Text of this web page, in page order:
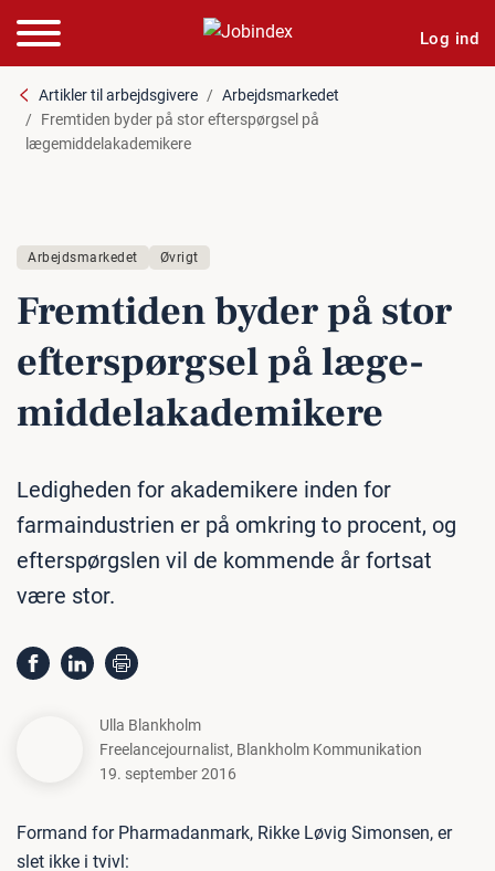
Log ind
Artikler til arbejdsgivere
Arbejdsmarkedet
Fremtiden byder på stor efterspørgsel på
lægemiddelakademikere
Arbejdsmarkedet Øvrigt
Fremtiden byder på stor
ef­ter­spørgsel på læ­ge­
mid­del­a­ka­de­mi­ke­re
Ledigheden for akademikere inden for
farmaindustrien er på omkring to procent, og
efterspørgslen vil de kommende år fortsat
være stor.
Ulla Blankholm
Freelancejournalist, Blankholm Kommunikation
19. september 2016
Formand for Pharmadanmark, Rikke Løvig Simonsen, er
slet ikke i tvivl: